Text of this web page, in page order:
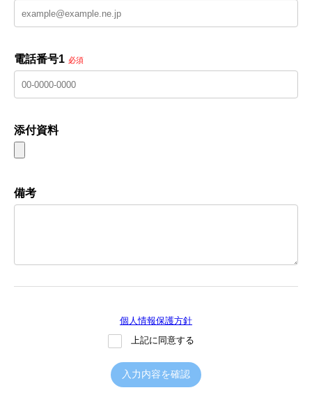
電話番号1 必須
添付資料
備考
個人情報保護方針
上記に同意する
入力内容を確認